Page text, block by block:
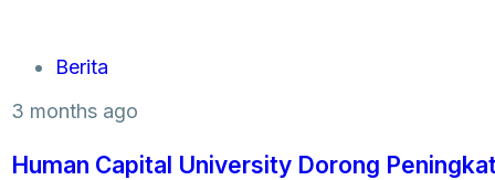
Berita
3 months ago
Human Capital University Dorong